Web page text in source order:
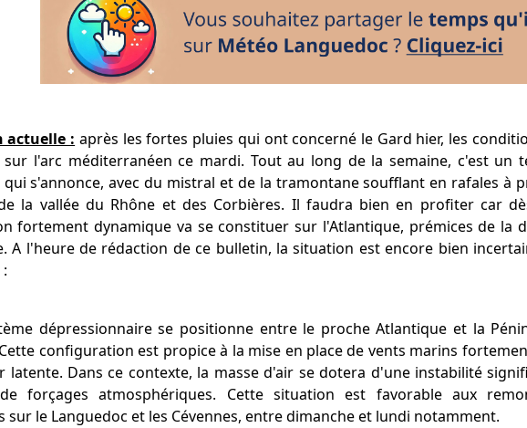
actuelle : après les fortes pluies qui ont concerné le Gard hier, les
sur l'arc méditerranéen ce mardi. Tout au long de la semaine, c'est un
qui s'annonce, avec du mistral et de la tramontane soufflant en rafales à
la vallée du Rhône et des Corbières. Il faudra bien en profiter car
fortement dynamique va se constituer sur l'Atlantique, prémices de la
A l'heure de rédaction de ce bulletin, la situation est encore bien
dépressionnaire se positionne entre le proche Atlantique et la
configuration est propice à la mise en place de vents marins
latente. Dans ce contexte, la masse d'air se dotera d'une instabilité
forçages atmosphériques. Cette situation est favorable aux
sur le Languedoc et les Cévennes, entre dimanche et lundi notamment.